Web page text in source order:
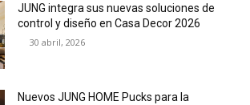
JUNG integra sus nuevas soluciones de
control y diseño en Casa Decor 2026
30 abril, 2026
Nuevos JUNG HOME Pucks para la